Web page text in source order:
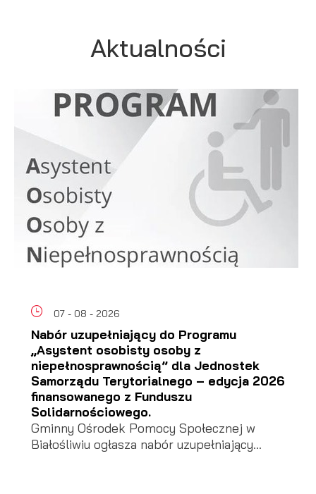
Aktualności
07 - 08 - 2026
Nabór uzupełniający do Programu
„Asystent osobisty osoby z
niepełnosprawnością” dla Jednostek
Samorządu Terytorialnego – edycja 2026
finansowanego z Funduszu
Solidarnościowego.
Gminny Ośrodek Pomocy Społecznej w
Białośliwiu ogłasza nabór uzupełniający...
internetowej. Treści promocyjne mogą pojawić się na stronach
podmiotów trzecich lub firm będących naszymi partnerami
wiadomości, ofert, komunikatów mediów społecznościowych.